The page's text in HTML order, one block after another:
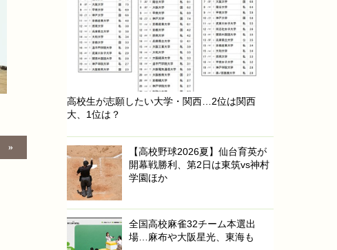
高校生が志願したい大学・関西…2位は関西
大、1位は？
【高校野球2026夏】仙台育英が
開幕戦勝利、第2日は東筑vs神村
学園ほか
全国高校麻雀32チーム本選出
場…麻布や大阪星光、東海も